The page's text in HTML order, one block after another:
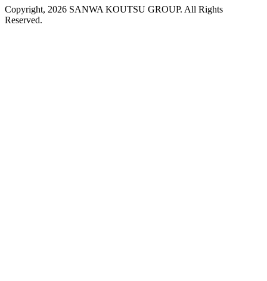
Copyright, 2026 SANWA KOUTSU GROUP. All Rights
Reserved.